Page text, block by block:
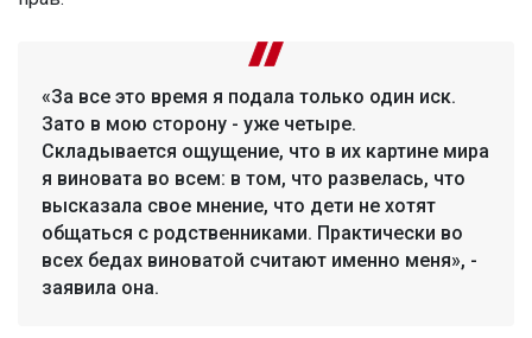
«За все это время я подала только один иск.
Зато в мою сторону - уже четыре.
Складывается ощущение, что в их картине мира
я виновата во всем: в том, что развелась, что
высказала свое мнение, что дети не хотят
общаться с родственниками. Практически во
всех бедах виноватой считают именно меня», -
заявила она.